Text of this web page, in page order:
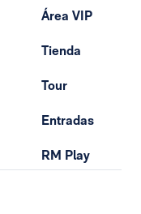
Área VIP
Tienda
Tour
Entradas
RM Play